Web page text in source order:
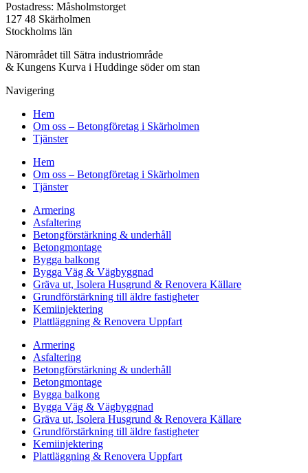
Postadress: Måsholmstorget
127 48 Skärholmen
Stockholms län
Närområdet till Sätra industriområde
& Kungens Kurva i Huddinge söder om stan
Navigering
Hem
Om oss – Betongföretag i Skärholmen
Tjänster
Hem
Om oss – Betongföretag i Skärholmen
Tjänster
Armering
Asfaltering
Betongförstärkning & underhåll
Betongmontage
Bygga balkong
Bygga Väg & Vägbyggnad
Gräva ut, Isolera Husgrund & Renovera Källare
Grundförstärkning till äldre fastigheter
Kemiinjektering
Plattläggning & Renovera Uppfart
Armering
Asfaltering
Betongförstärkning & underhåll
Betongmontage
Bygga balkong
Bygga Väg & Vägbyggnad
Gräva ut, Isolera Husgrund & Renovera Källare
Grundförstärkning till äldre fastigheter
Kemiinjektering
Plattläggning & Renovera Uppfart